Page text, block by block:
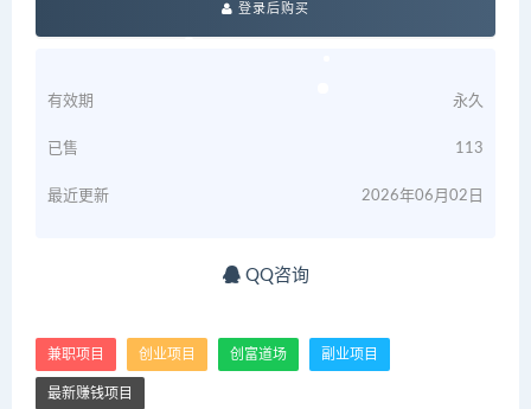
登录后购买
有效期 永久
已售 113
最近更新 2026年06月02日
QQ咨询
兼职项目 创业项目 创富道场 副业项目
最新赚钱项目